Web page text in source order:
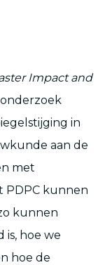
Impact and
in
aan de
met
PDPC kunnen
kunnen
hoe we
hoe de